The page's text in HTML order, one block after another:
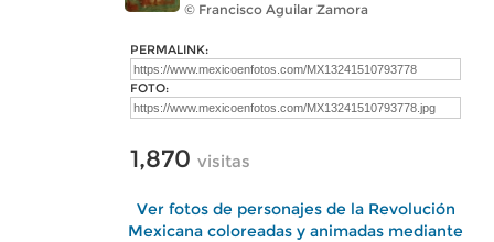
© Francisco Aguilar Zamora
PERMALINK:
FOTO:
1,870 visitas
Ver fotos de personajes de la Revolución
Mexicana coloreadas y animadas mediante